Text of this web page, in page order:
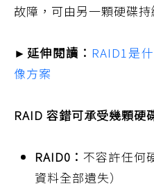
故障，可由另一顆硬碟持
►延伸閱讀： RAID1是
像方案
RAID 容錯可承受幾顆硬
RAID0：不容許任何
資料全部遺失）